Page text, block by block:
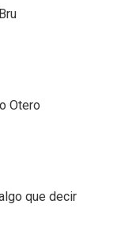
Otero
que decir